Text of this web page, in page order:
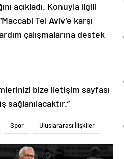
açıkladı. Konuyla ilgili
Tel Aviv’e karşı
çalışmalarına destek
bize iletişim sayfası
Spor Uluslararası İlişkiler